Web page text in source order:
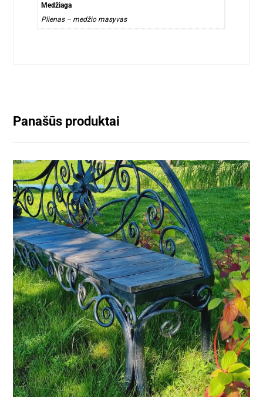
Medžiaga
Plienas – medžio masyvas
Panašūs produktai